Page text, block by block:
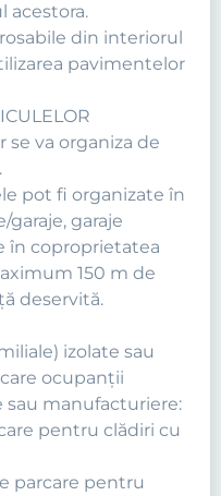
acestora.
din interiorul
pavimentelor
va organiza de
pot fi organizate în
garaje
în coproprietatea
150 m de
deservită.
izolate sau
ocupanţii
sau manufacturiere:
pentru clădiri cu
parcare pentru